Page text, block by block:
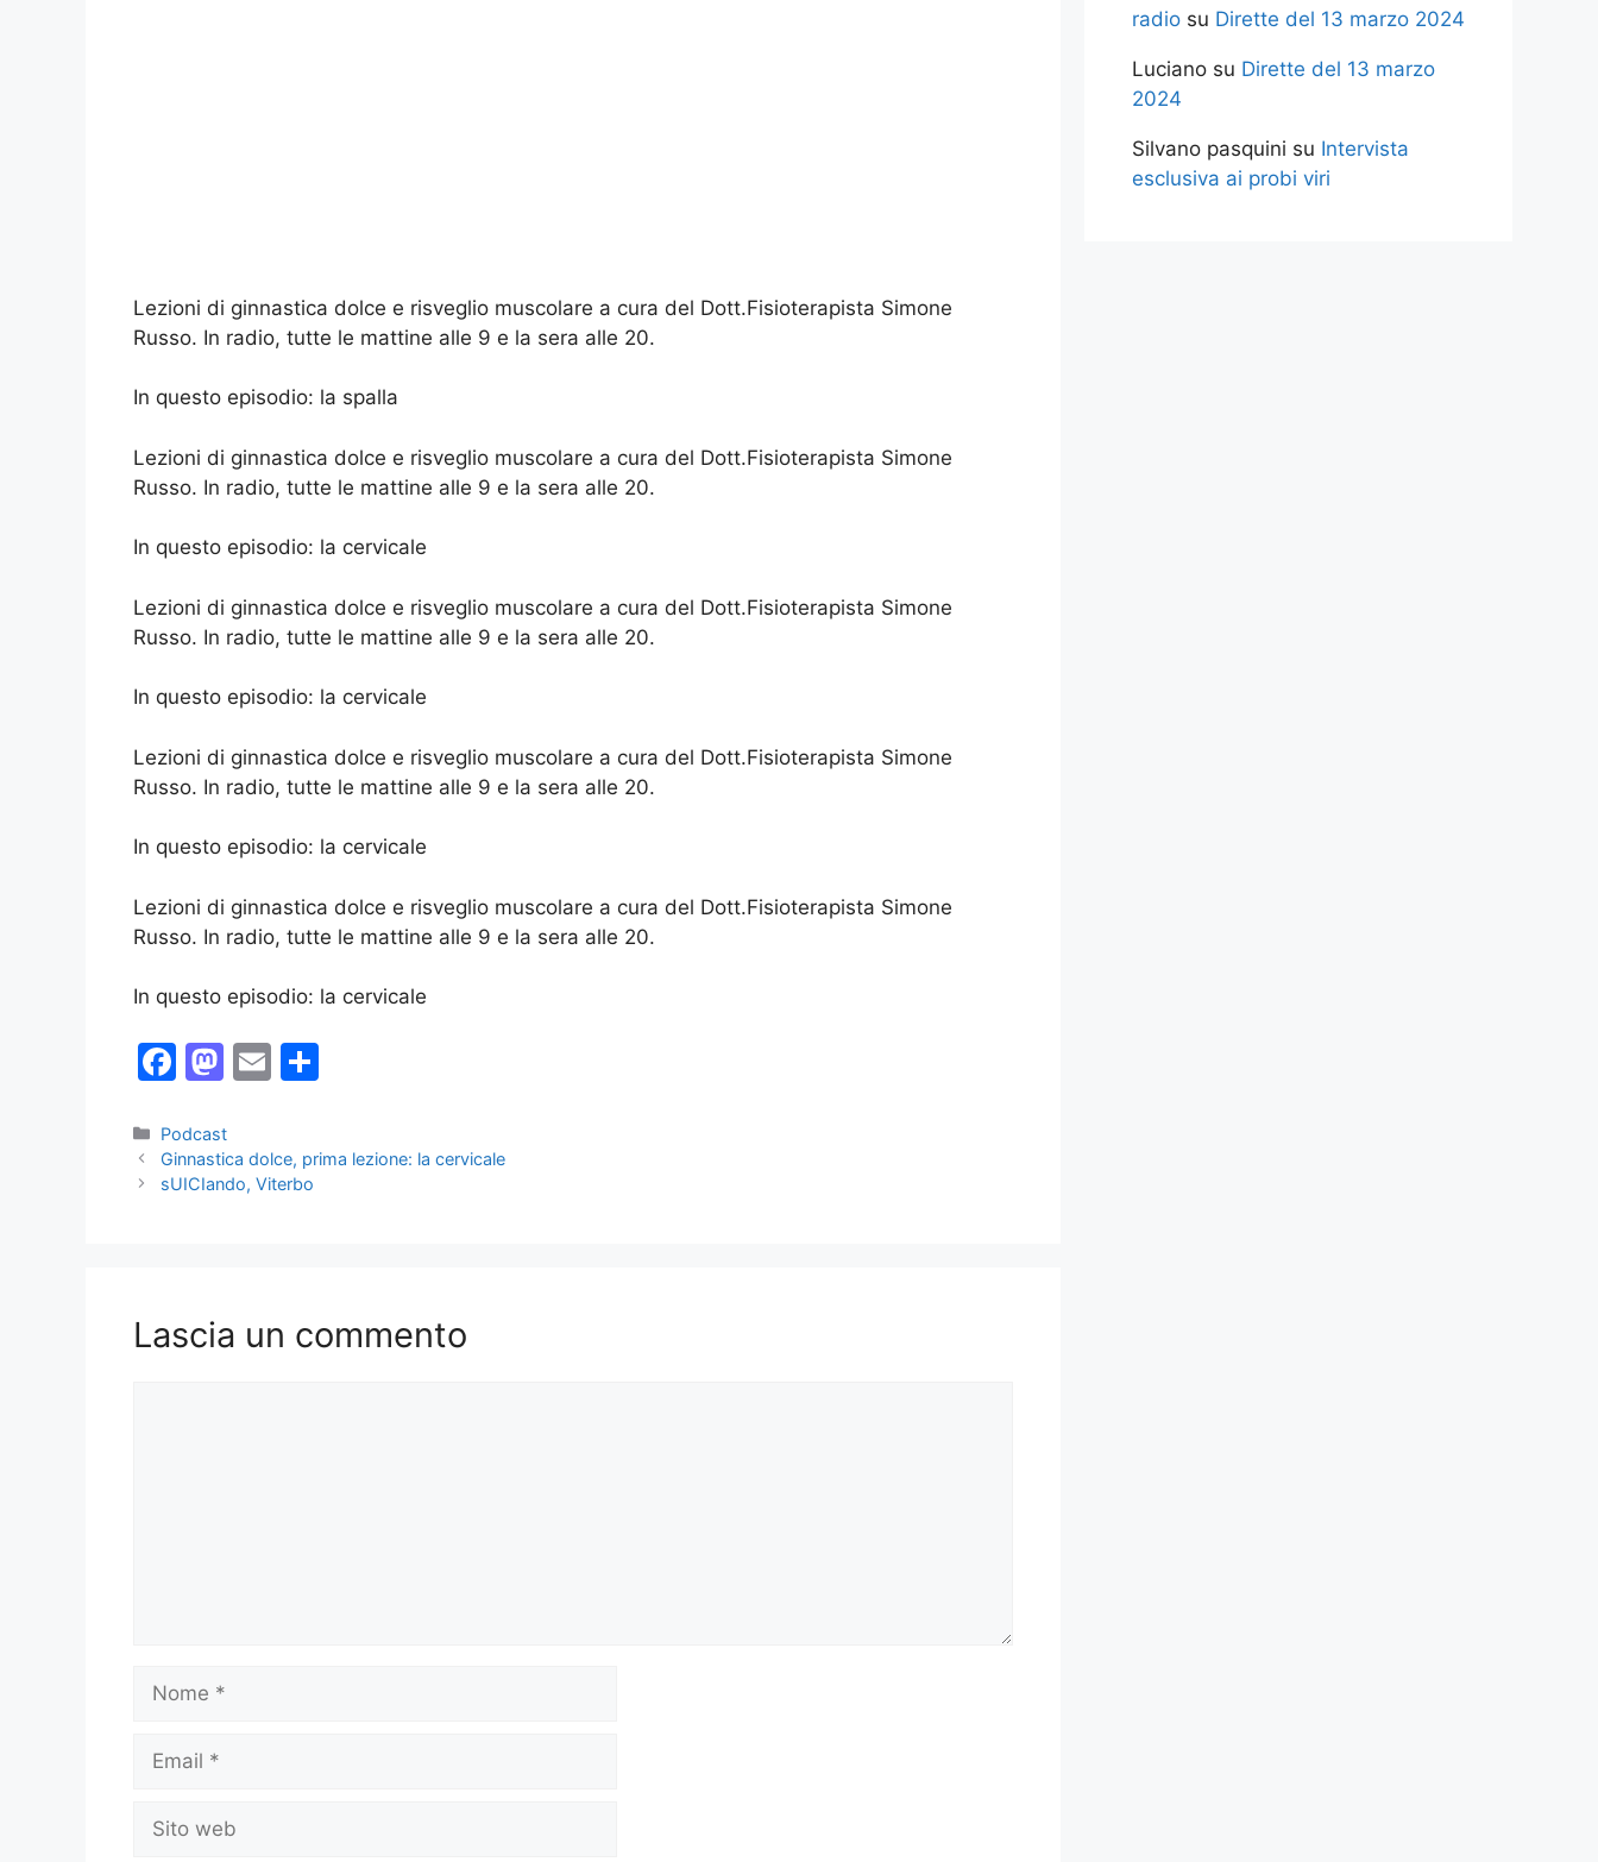
Lezioni di ginnastica dolce e risveglio muscolare a cura del Dott.Fisioterapista Simone
Russo. In radio, tutte le mattine alle 9 e la sera alle 20.
In questo episodio: la spalla
Lezioni di ginnastica dolce e risveglio muscolare a cura del Dott.Fisioterapista Simone
Russo. In radio, tutte le mattine alle 9 e la sera alle 20.
In questo episodio: la cervicale
Lezioni di ginnastica dolce e risveglio muscolare a cura del Dott.Fisioterapista Simone
Russo. In radio, tutte le mattine alle 9 e la sera alle 20.
In questo episodio: la cervicale
Lezioni di ginnastica dolce e risveglio muscolare a cura del Dott.Fisioterapista Simone
Russo. In radio, tutte le mattine alle 9 e la sera alle 20.
In questo episodio: la cervicale
Lezioni di ginnastica dolce e risveglio muscolare a cura del Dott.Fisioterapista Simone
Russo. In radio, tutte le mattine alle 9 e la sera alle 20.
In questo episodio: la cervicale
F
c
e
k
M
st
o
E
l
di
Categorie
Podcast
Ginnastica dolce, prima lezione: la cervicale
sUICIando, Viterbo
Lascia un commento
web
radio su Dirette del 13 marzo 2024
Luciano su Dirette del 13 marzo
2024
Silvano pasquini su Intervista
esclusiva ai probi viri